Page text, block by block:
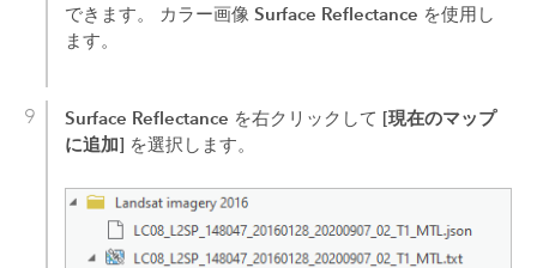
できます。 カラー画像Surface Reflectance を使用し
ます。
Surface Reflectance を右クリックして [現在のマップ
に追加] を選択します。